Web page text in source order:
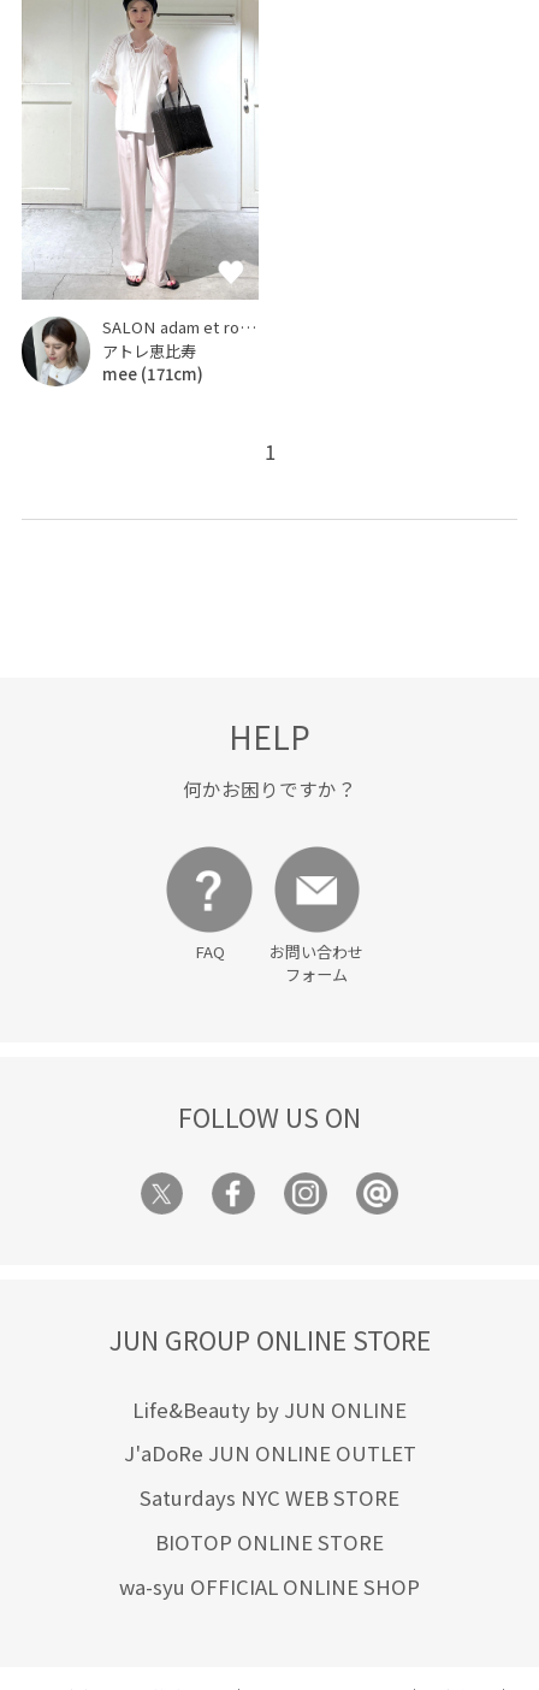
SALON adam et ropé
アトレ恵比寿
mee (171cm)
1
HELP
何かお困りですか？
FAQ
お問い合わせ
フォーム
FOLLOW US ON
JUN GROUP ONLINE STORE
Life&Beauty by JUN ONLINE
J'aDoRe JUN ONLINE OUTLET
Saturdays NYC WEB STORE
BIOTOP ONLINE STORE
wa-syu OFFICIAL ONLINE SHOP